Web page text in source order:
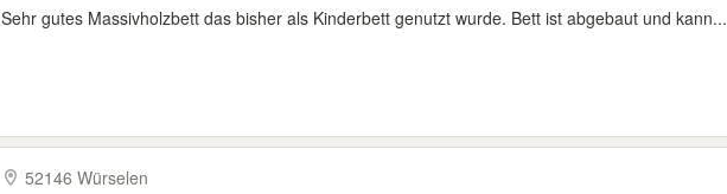
Sehr gutes Massivholzbett das bisher als Kinderbett genutzt wurde. Bett ist abgebaut und kann...
52146 Würselen